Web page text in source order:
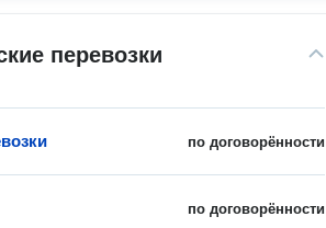
перевозки
по договорённости
по договорённости